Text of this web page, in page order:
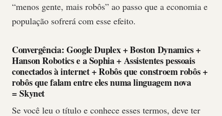
“menos gente, mais robôs” ao passo que a economia e
população sofrerá com esse efeito.
Convergência: Google Duplex + Boston Dynamics +
Hanson Robotics e a Sophia + Assistentes pessoais
conectados à internet + Robôs que constroem robôs +
robôs que falam entre eles numa linguagem nova
= Skynet
Se você leu o título e conhece esses termos, deve ter